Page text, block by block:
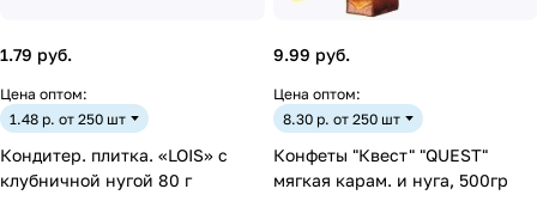
1.79 руб.
Цена оптом:
1.48 р. от 250 шт
Кондитер. плитка. «LOIS» с
клубничной нугой 80 г
9.99 руб.
Цена оптом:
8.30 р. от 250 шт
Конфеты "Квест" "QUEST"
мягкая карам. и нуга, 500гр